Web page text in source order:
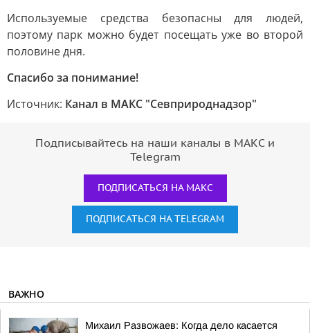
Используемые средства безопасны для людей,
поэтому парк можно будет посещать уже во второй
половине дня.
Спасибо за понимание!
Источник: Канал в МАКС "Севприроднадзор"
Подписывайтесь на наши каналы в МАКС и
Telegram
ПОДПИСАТЬСЯ НА МАКС
ПОДПИСАТЬСЯ НА TELEGRAM
ВАЖНО
Михаил Развожаев: Когда дело касается